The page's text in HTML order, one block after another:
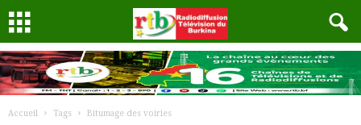
Accueil Tags Bitumage des voiries